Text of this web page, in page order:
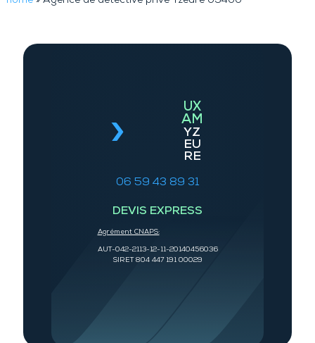
UX
AM
YZ
EU
RE
06 59 43 89 31
DEVIS EXPRESS
Agrément CNAPS:
AUT-042-2113-12-11-20140456036
SIRET 804 447 191 00029